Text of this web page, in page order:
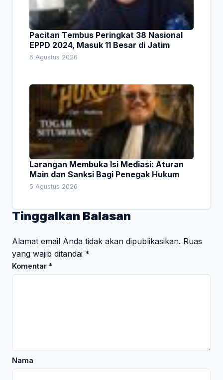
Pacitan Tembus Peringkat 38 Nasional
EPPD 2024, Masuk 11 Besar di Jatim
6 Agustus 2026
Larangan Membuka Isi Mediasi: Aturan
Main dan Sanksi Bagi Penegak Hukum
5 Agustus 2026
Tinggalkan Balasan
Alamat email Anda tidak akan dipublikasikan. Ruas
yang wajib ditandai *
Komentar *
Nama